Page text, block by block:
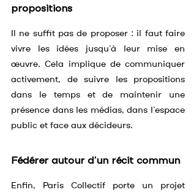
propositions
Il ne suffit pas de proposer : il faut faire
vivre les idées jusqu’à leur mise en
œuvre. Cela implique de communiquer
activement, de suivre les propositions
dans le temps et de maintenir une
présence dans les médias, dans l’espace
public et face aux décideurs.
Fédérer autour d’un récit commun
Enfin, Paris Collectif porte un projet